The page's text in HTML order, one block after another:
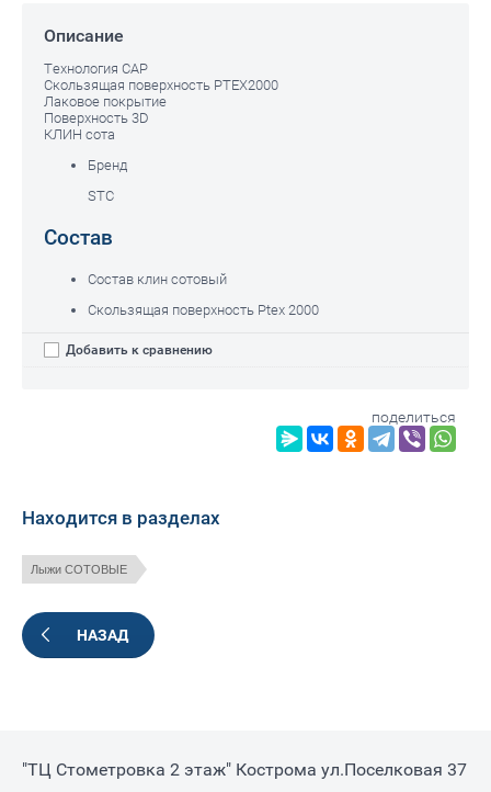
Описание
Технология CAP
Скользящая поверхность PTEX2000
Лаковое покрытие
Поверхность 3D
КЛИН сота
Бренд
STC
Состав
Состав клин сотовый
Скользящая поверхность Ptex 2000
Добавить к сравнению
поделиться
Находится в разделах
Лыжи СОТОВЫЕ
НАЗАД
"ТЦ Стометровка 2 этаж" Кострома ул.Поселковая 37